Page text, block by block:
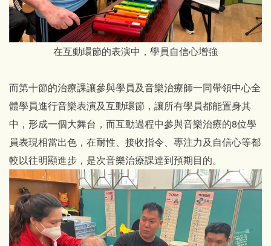
在互動環節的表演中，學員自信心增強
而第十節的治療課讓參與學員及音樂治療師一同帶領中心全
體學員進行音樂表演及互動環節，讓所有學員都能置身其
中，形成一個大舞台，而互動過程中參與音樂治療的8位學
員表現相當出色，在耐性、接收指令、專注力及自信心等都
較以往明顯進步，是次音樂治療課達到預期目的。